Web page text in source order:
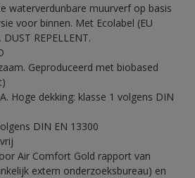
waterverdunbare muurverf op basis
voor binnen. Met Ecolabel (EU
REPELLENT.
Geproduceerd met biobased
Hoge dekking: klasse 1 volgens DIN
DIN EN 13300
Air Comfort Gold rapport van
extern onderzoeksbureau) en